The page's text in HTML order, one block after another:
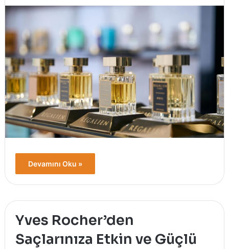
Devamını Oku »
Yves Rocher’den
Saçlarınıza Etkin ve Güçlü